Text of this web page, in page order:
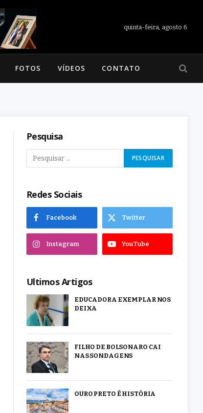
quinta-feira, agosto 6
FOTOS VÍDEOS CONTATO
Pesquisa
Redes Sociais
Facebook Twitter
Instagram YouTube
Ultimos Artigos
EDUCADORA EXEMPLAR NOS
DEIXA
FILHO DE BOLSONARO CAI
NAS SONDAGENS
OURO PRETO É HISTÓRIA